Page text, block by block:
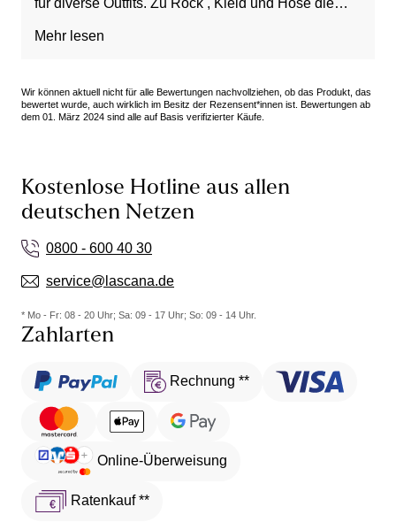
für diverse Outfits. Zu Rock , Kleid und Hose die
Bin sehr glücklich und werde noch ein Paar
Mehr lesen
Wir können aktuell nicht für alle Bewertungen nachvollziehen, ob das Produkt, das
bewertet wurde, auch wirklich im Besitz der Rezensent*innen ist. Bewertungen ab
dem 01. März 2024 sind alle auf Basis verifizierter Käufe.
Kostenlose Hotline aus allen
deutschen Netzen
0800 - 600 40 30
service@lascana.de
* Mo - Fr: 08 - 20 Uhr; Sa: 09 - 17 Uhr; So: 09 - 14 Uhr.
Zahlarten
Rechnung **
Online-Überweisung
Ratenkauf **